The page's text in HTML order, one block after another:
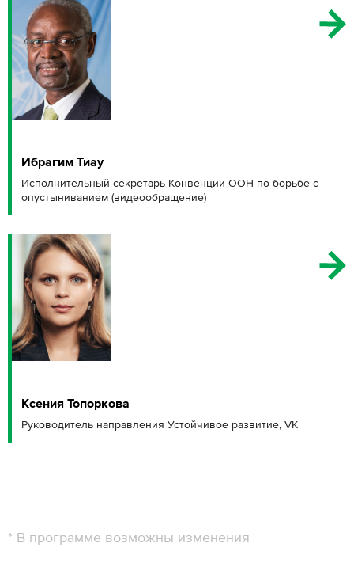
Ибрагим Тиау
Исполнительный секретарь Конвенции ООН по борьбе с
опустыниванием (видеообращение)
Ксения Топоркова
Руководитель направления Устойчивое развитие, VK
* В программе возможны изменения